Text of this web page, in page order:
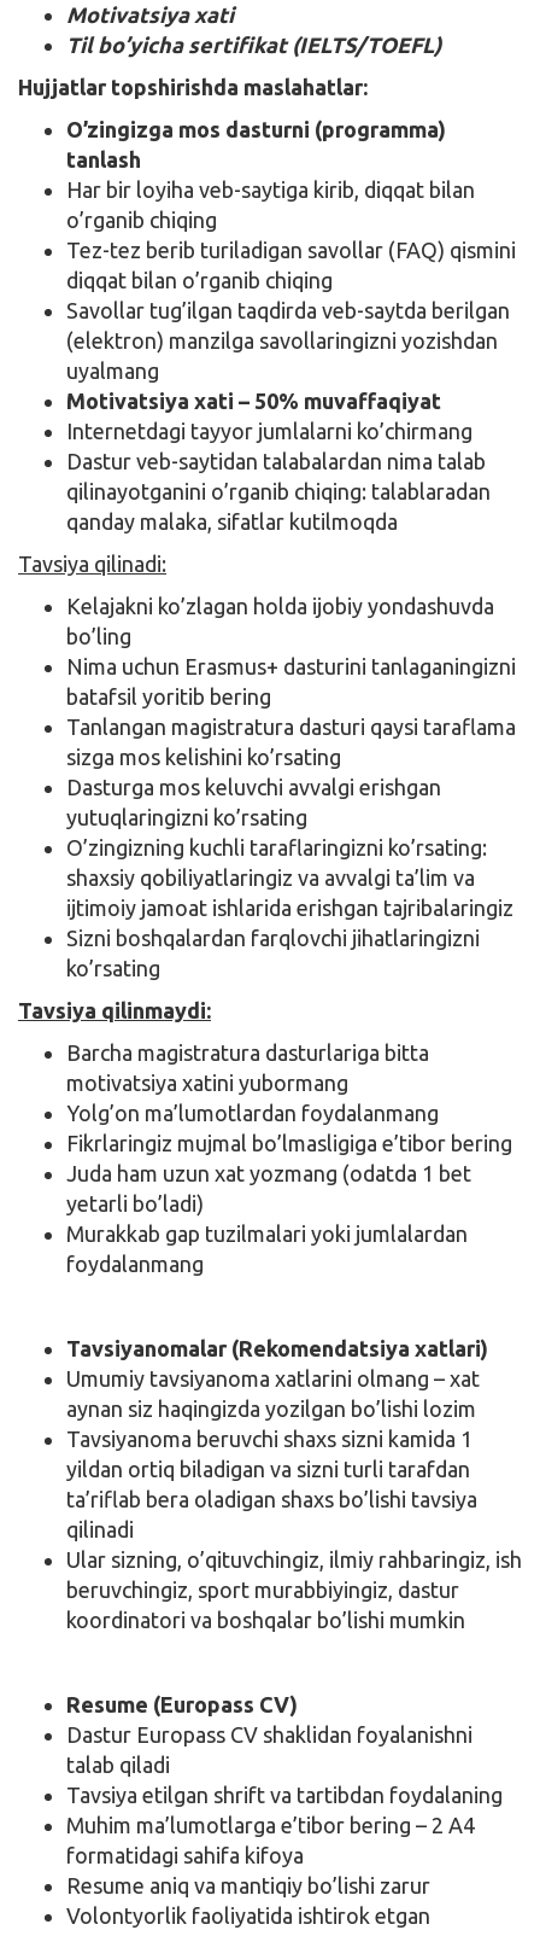
Motivatsiya xati
Til bo’yicha sertifikat (IELTS/TOEFL)
Hujjatlar topshirishda maslahatlar:
O’zingizga mos dasturni (programma)
tanlash
Har bir loyiha veb-saytiga kirib, diqqat bilan
o’rganib chiqing
Tez-tez berib turiladigan savollar (FAQ) qismini
diqqat bilan o’rganib chiqing
Savollar tug’ilgan taqdirda veb-saytda berilgan
(elektron) manzilga savollaringizni yozishdan
uyalmang
Motivatsiya xati – 50% muvaffaqiyat
Internetdagi tayyor jumlalarni ko’chirmang
Dastur veb-saytidan talabalardan nima talab
qilinayotganini o’rganib chiqing: talablaradan
qanday malaka, sifatlar kutilmoqda
Tavsiya qilinadi:
Kelajakni ko’zlagan holda ijobiy yondashuvda
bo’ling
Nima uchun Erasmus+ dasturini tanlaganingizni
batafsil yoritib bering
Tanlangan magistratura dasturi qaysi taraflama
sizga mos kelishini ko’rsating
Dasturga mos keluvchi avvalgi erishgan
yutuqlaringizni ko’rsating
O’zingizning kuchli taraflaringizni ko’rsating:
shaxsiy qobiliyatlaringiz va avvalgi ta’lim va
ijtimoiy jamoat ishlarida erishgan tajribalaringiz
Sizni boshqalardan farqlovchi jihatlaringizni
ko’rsating
Tavsiya qilinmaydi:
Barcha magistratura dasturlariga bitta
motivatsiya xatini yubormang
Yolg’on ma’lumotlardan foydalanmang
Fikrlaringiz mujmal bo’lmasligiga e’tibor bering
Juda ham uzun xat yozmang (odatda 1 bet
yetarli bo’ladi)
Murakkab gap tuzilmalari yoki jumlalardan
foydalanmang
Tavsiyanomalar (Rekomendatsiya xatlari)
Umumiy tavsiyanoma xatlarini olmang – xat
aynan siz haqingizda yozilgan bo’lishi lozim
Tavsiyanoma beruvchi shaxs sizni kamida 1
yildan ortiq biladigan va sizni turli tarafdan
ta’riflab bera oladigan shaxs bo’lishi tavsiya
qilinadi
Ular sizning, o’qituvchingiz, ilmiy rahbaringiz, ish
beruvchingiz, sport murabbiyingiz, dastur
koordinatori va boshqalar bo’lishi mumkin
Resume (Europass CV)
Dastur Europass CV shaklidan foyalanishni
talab qiladi
Tavsiya etilgan shrift va tartibdan foydalaning
Muhim ma’lumotlarga e’tibor bering – 2 A4
formatidagi sahifa kifoya
Resume aniq va mantiqiy bo’lishi zarur
Volontyorlik faoliyatida ishtirok etgan